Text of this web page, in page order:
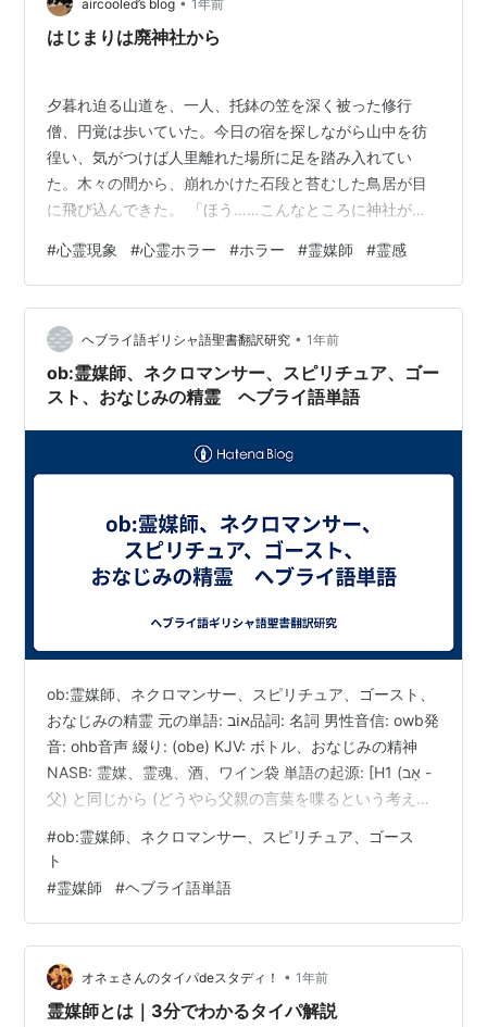
aircooled’s blog 1年前
はじまりは廃神社から
夕暮れ迫る山道を、一人、托鉢の笠を深く被った修行
僧、円覚は歩いていた。今日の宿を探しながら山中を彷
徨い、気がつけば人里離れた場所に足を踏み入れてい
た。木々の間から、崩れかけた石段と苔むした鳥居が目
に飛び込んできた。 「ほう……こんなところに神社が」
ているのがわかる。手入れされることもなく、荒廃しき
っていた。かつては人々の信仰を集めたであろう場所
は、今はただ静寂と寂寥感に包まれている。 その日の
夜、麓の集落に辿り着いた円覚は、村人たちの間に漂う
異様な雰囲気に気づいた。皆、どこか怯えた様子で、口
を開けば神社のことを囁き合っている。 「最近、村で
#心霊現象 #心霊ホラー #ホラー #霊媒師 #霊感
ヘブライ語ギリシャ語聖書翻訳研究 • 1年前
ob:霊媒師、ネクロマンサー、スピリチュア、ゴー
スト、おなじみの精霊 ヘブライ語単語
ob:霊媒師、ネクロマンサー、スピリチュア、ゴースト、
おなじみの精霊 元の単語: אוֹב品詞: 名詞 男性音信: owb発
音: ohb音声 綴り: (obe) KJV: ボトル、おなじみの精神
NASB: 霊媒、霊魂、酒、ワイン袋 単語の起源: [H1 (אָב -
父) と同じから (どうやら父親の言葉を喋るという考えを
(その中空の音から)2。ネクロマンサー(腹話術師、瓶か
ら) ストロングの網羅的な一致ボトル、おなじみのスピリ
考えを通じて)。適切には、つぶやき、つまり水の…
#ob:霊媒師、ネクロマンサー、スピリチュア、ゴース
ト
#霊媒師 #ヘブライ語単語
オネェさんのタイパdeスタディ！ • 1年前
霊媒師とは｜3分でわかるタイパ解説